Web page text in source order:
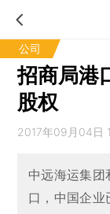
公司
招商局港
股权
2017年09月04日
中远海运集
口，中国企